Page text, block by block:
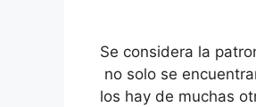
Se considera la
no solo se
los hay de muchas